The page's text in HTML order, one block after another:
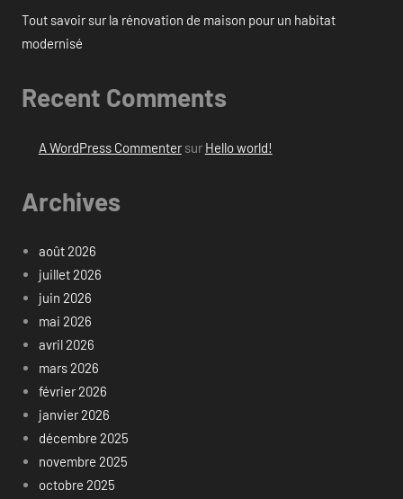
Tout savoir sur la rénovation de maison pour un habitat
modernisé
Recent Comments
A WordPress Commentersur Hello world!
Archives
août 2026
juillet 2026
juin 2026
mai 2026
avril 2026
mars 2026
février 2026
janvier 2026
décembre 2025
novembre 2025
octobre 2025